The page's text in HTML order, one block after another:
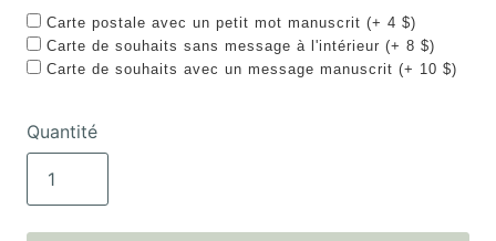
Carte postale avec un petit mot manuscrit (+ 4 $)
Carte de souhaits sans message à l'intérieur (+ 8 $)
Carte de souhaits avec un message manuscrit (+ 10 $)
Quantité